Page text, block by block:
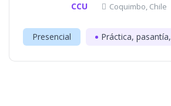
CCU Coquimbo, Chile
Presencial Práctica,